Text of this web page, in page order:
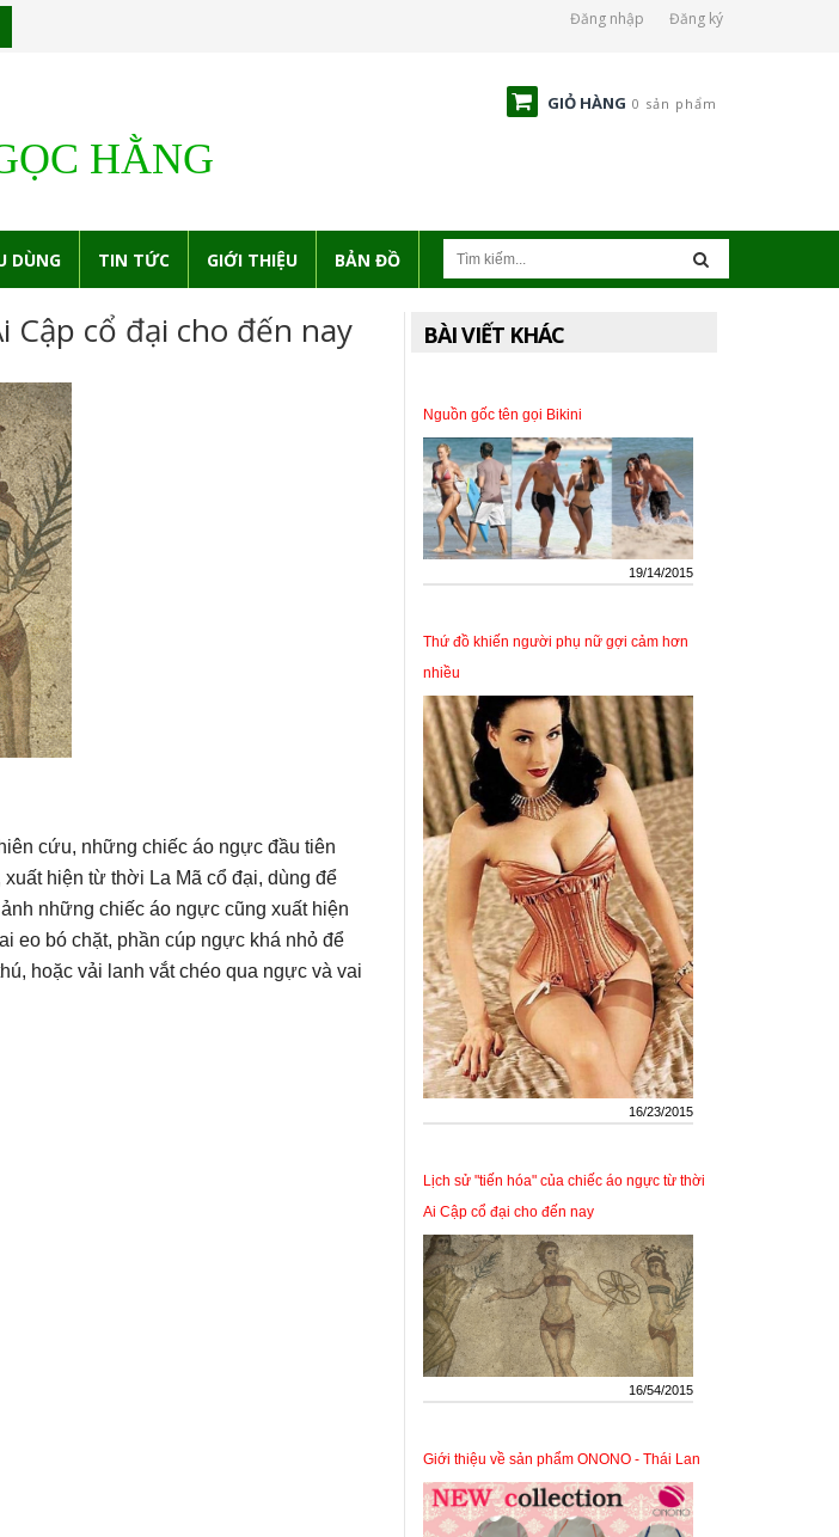
Đăng nhập Đăng ký
HẰNG
GIỎ HÀNG 0 sản phẩm
DÙNG TIN TỨC GIỚI THIỆU BẢN ĐỒ
cổ đại cho đến nay
cứu, những chiếc áo ngực đầu tiên
hiện từ thời La Mã cổ đại, dùng để
những chiếc áo ngực cũng xuất hiện
eo bó chặt, phần cúp ngực khá nhỏ để
hoặc vải lanh vắt chéo qua ngực và vai
BÀI VIẾT KHÁC
Nguồn gốc tên gọi Bikini
19/14/2015
Thứ đồ khiến người phụ nữ gợi cảm hơn
nhiều
16/23/2015
Lịch sử "tiến hóa" của chiếc áo ngực từ thời
Ai Cập cổ đại cho đến nay
16/54/2015
Giới thiệu về sản phẩm ONONO - Thái Lan